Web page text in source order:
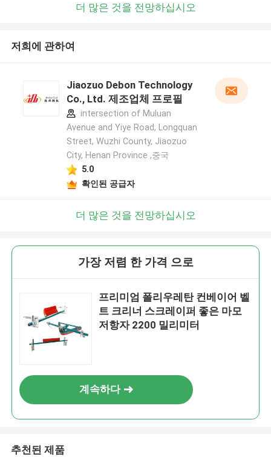
더 많은 것을 전망하십시오
저희에 관하여
Jiaozuo Debon Technology
Co., Ltd. 제조업체 프로필
intersection of Muluan
Avenue and Yiye Road, Longquan
Street, Wuzhi County, Jiaozuo
City, Henan Province ,중국
5.0
확인된 공급자
더 많은 것을 전망하십시오
가장 저렴 한 가격 으로
프리미엄 폴리우레탄 컨베이어 벨
트 크리너 스크레이퍼 좋은 마모
저항자 2200 밀리미터
계속하다
추천된 제품